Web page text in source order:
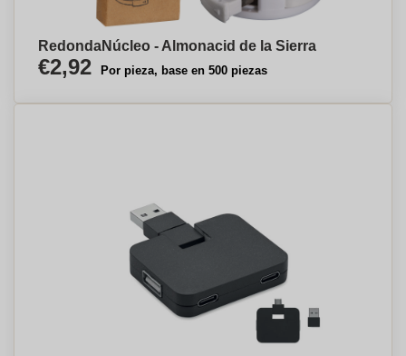
RedondaNúcleo - Almonacid de la Sierra
€2,92 Por pieza, base en 500 piezas